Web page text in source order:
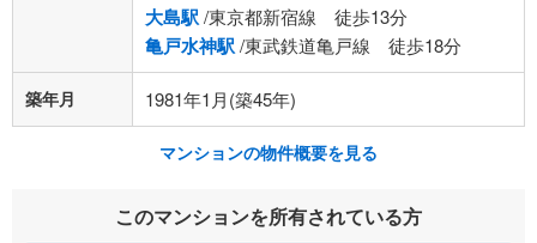
大島駅/東京都新宿線 徒歩13分
亀戸水神駅/東武鉄道亀戸線 徒歩18分
築年月 1981年1月(築45年)
マンションの物件概要を見る
このマンションを所有されている方